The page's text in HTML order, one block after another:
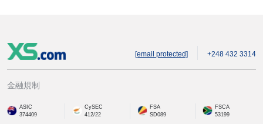
[email protected] +248 432 3314
金融規制
ASIC
374409
CySEC
412/22
FSA
SD089
FSCA
53199